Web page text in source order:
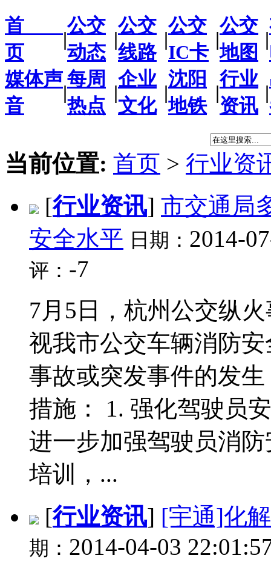
首
页
|
公交
动态
|
公交
线路
|
公交
IC卡
|
公交
地图
|
媒体声
音
|
每周
热点
|
企业
文化
|
沈阳
地铁
|
行业
资讯
|
当前位置: 首页 > 行业资
[行业资讯] 市交通局
安全水平 日期： 2014-
评： -7
7月5日，杭州公交纵
视我市公交车辆消防
事故或突发事件的发
措施： 1. 强化驾驶员
进一步加强驾驶员消
培训，...
[行业资讯] [宇通]化
期： 2014-04-03